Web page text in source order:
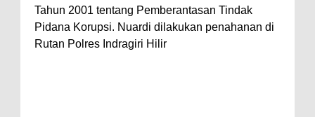
Tahun 2001 tentang Pemberantasan Tindak
Pidana Korupsi. Nuardi dilakukan penahanan di
Rutan Polres Indragiri Hilir